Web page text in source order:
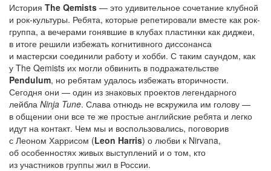
История The Qemists — это удивительное сочетание клубной
и рок-культуры. Ребята, которые репетировали вместе как рок-
группа, а вечерами гонявшие в клубах пластинки как диджеи,
в итоге решили избежать когнитивного диссонанса
и мастерски соединили работу и хобби. С таким саундом, как
у The Qemists их могли обвинить в подражательстве
Pendulum, но ребятам удалось избежать вторичности.
Сегодня они — один из знаковых проектов легендарного
лейбла Ninja Tune. Слава отнюдь не вскружила им голову —
в общении они все те же простые английские ребята и легко
идут на контакт. Чем мы и воспользовались, поговорив
с Леоном Харрисом (Leon Harris) о любви к Nirvana,
об особенностях живых выступлений и о том, кто
из участников группы жил в России.